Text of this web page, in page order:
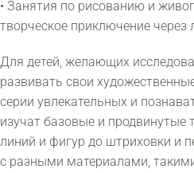
• Занятия по рисованию и
творческое приключение через
Для детей, желающих
развивать свои
серии увлекательных и
изучат базовые и продвинутые
линий и фигур до штриховки и
с разными материалами,